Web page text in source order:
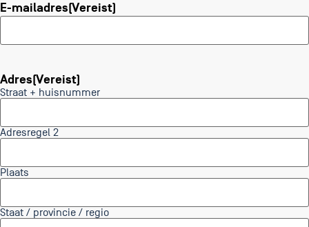
E-mailadres(Vereist)
Adres(Vereist)
Straat + huisnummer
Adresregel 2
Plaats
Staat / provincie / regio